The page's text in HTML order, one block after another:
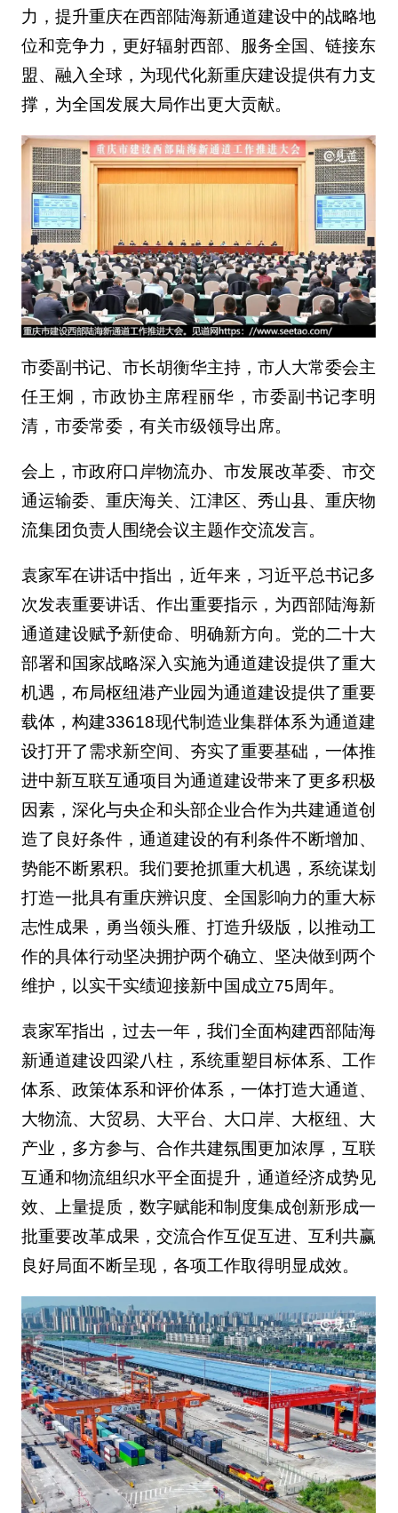
力，提升重庆在西部陆海新通道建设中的战略地
位和竞争力，更好辐射西部、服务全国、链接东
盟、融入全球，为现代化新重庆建设提供有力支
撑，为全国发展大局作出更大贡献。
市委副书记、市长胡衡华主持，市人大常委会主
任王炯，市政协主席程丽华，市委副书记李明
清，市委常委，有关市级领导出席。
会上，市政府口岸物流办、市发展改革委、市交
通运输委、重庆海关、江津区、秀山县、重庆物
流集团负责人围绕会议主题作交流发言。
袁家军在讲话中指出，近年来，习近平总书记多
次发表重要讲话、作出重要指示，为西部陆海新
通道建设赋予新使命、明确新方向。党的二十大
部署和国家战略深入实施为通道建设提供了重大
机遇，布局枢纽港产业园为通道建设提供了重要
载体，构建33618现代制造业集群体系为通道建
设打开了需求新空间、夯实了重要基础，一体推
进中新互联互通项目为通道建设带来了更多积极
因素，深化与央企和头部企业合作为共建通道创
造了良好条件，通道建设的有利条件不断增加、
势能不断累积。我们要抢抓重大机遇，系统谋划
打造一批具有重庆辨识度、全国影响力的重大标
志性成果，勇当领头雁、打造升级版，以推动工
作的具体行动坚决拥护两个确立、坚决做到两个
维护，以实干实绩迎接新中国成立75周年。
袁家军指出，过去一年，我们全面构建西部陆海
新通道建设四梁八柱，系统重塑目标体系、工作
体系、政策体系和评价体系，一体打造大通道、
大物流、大贸易、大平台、大口岸、大枢纽、大
产业，多方参与、合作共建氛围更加浓厚，互联
互通和物流组织水平全面提升，通道经济成势见
效、上量提质，数字赋能和制度集成创新形成一
批重要改革成果，交流合作互促互进、互利共赢
良好局面不断呈现，各项工作取得明显成效。